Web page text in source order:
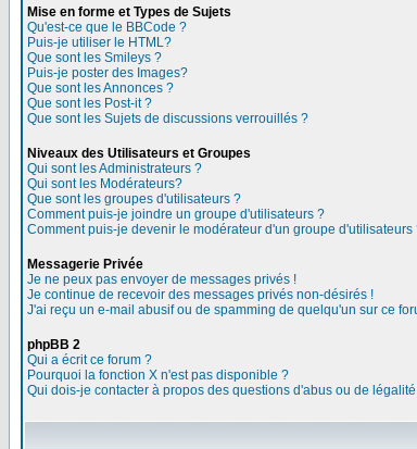
Mise en forme et Types de Sujets
Qu'est-ce que le BBCode ?
Puis-je utiliser le HTML?
Que sont les Smileys ?
Puis-je poster des Images?
Que sont les Annonces ?
Que sont les Post-it ?
Que sont les Sujets de discussions verrouillés ?
Niveaux des Utilisateurs et Groupes
Qui sont les Administrateurs ?
Qui sont les Modérateurs?
Que sont les groupes d'utilisateurs ?
Comment puis-je joindre un groupe d'utilisateurs ?
Comment puis-je devenir le modérateur d'un groupe d'utilisateurs
Messagerie Privée
Je ne peux pas envoyer de messages privés !
Je continue de recevoir des messages privés non-désirés !
J'ai reçu un e-mail abusif ou de spamming de quelqu'un sur ce
phpBB 2
Qui a écrit ce forum ?
Pourquoi la fonction X n'est pas disponible ?
Qui dois-je contacter à propos des questions d'abus ou de